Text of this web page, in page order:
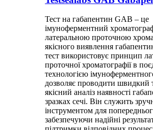
Тест на габапентин GAB – це
імуноферментний
латеральною проточною
якісного виявлення
тест використовує принцип
проточної хроматографії в
технологією
дозволяє проводити швидкий
якісний аналіз наявності
зразках сечі. Він служить
інструментом для
забезпечуючи надійні